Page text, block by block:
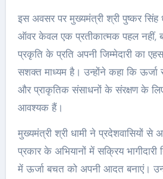
इस अवसर पर मुख्यमंत्री श्री पुष्कर सिंह
ऑवर केवल एक प्रतीकात्मक पहल नहीं,
प्रकृति के प्रति अपनी जिम्मेदारी का
सशक्त माध्यम है। उन्होंने कहा कि ऊर्जा
और प्राकृतिक संसाधनों के संरक्षण के
आवश्यक हैं।
मुख्यमंत्री श्री धामी ने प्रदेशवासियों से
प्रकार के अभियानों में सक्रिय
में ऊर्जा बचत को अपनी आदत बनाएं।